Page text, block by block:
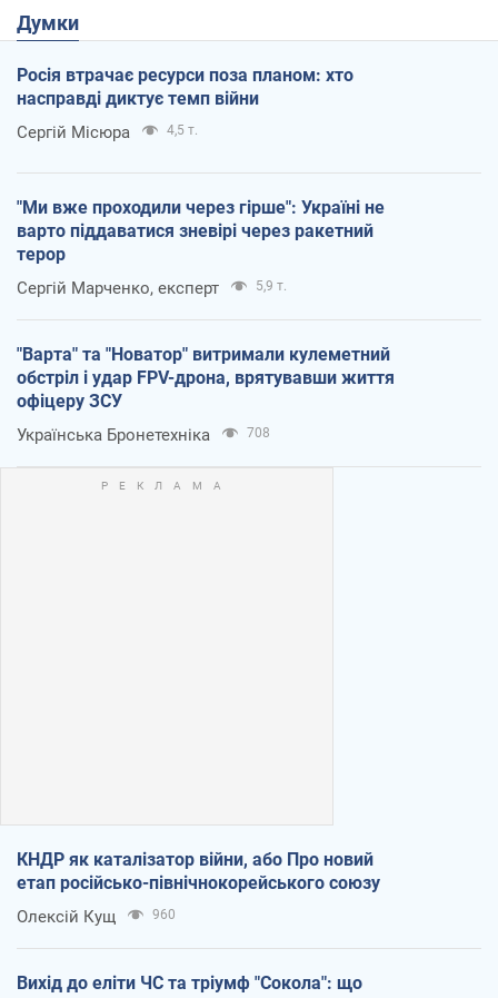
Думки
Росія втрачає ресурси поза планом: хто
насправді диктує темп війни
Сергій Місюра 4,5 т.
"Ми вже проходили через гірше": Україні не
варто піддаватися зневірі через ракетний
терор
Сергій Марченко, експерт 5,9 т.
"Варта" та "Новатор" витримали кулеметний
обстріл і удар FPV-дрона, врятувавши життя
офіцеру ЗСУ
Українська Бронетехніка 708
КНДР як каталізатор війни, або Про новий
етап російсько-північнокорейського союзу
Олексій Кущ 960
Вихід до еліти ЧС та тріумф "Сокола": що